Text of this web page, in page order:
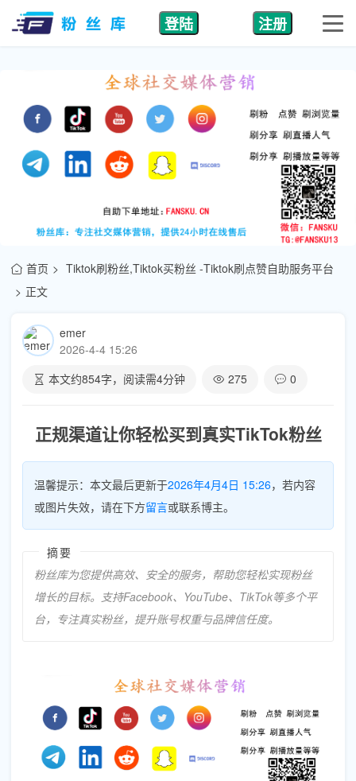
登陆 注册
首页
Tiktok刷粉丝,Tiktok买粉丝 -Tiktok刷点赞自助服务平台
正文
emer
2026-4-4 15:26
本文约854字，阅读需4分钟 275 0
正规渠道让你轻松买到真实TikTok粉丝
温馨提示：本文最后更新于2026年4月4日 15:26，若内容
或图片失效，请在下方留言或联系博主。
摘要
粉丝库为您提供高效、安全的服务，帮助您轻松实现粉丝
增长的目标。支持Facebook、YouTube、TikTok等多个平
台，专注真实粉丝，提升账号权重与品牌信任度。